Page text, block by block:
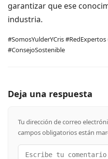
garantizar que ese
industria.
#SomosYulderYCris
#ConsejoSostenible
Deja una respuesta
Tu dirección de correo
campos obligatorios están